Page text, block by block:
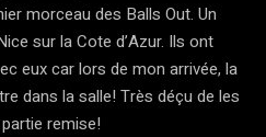
morceau des Balls Out. Un
sur la Cote d’Azur. Ils ont
eux car lors de mon arrivée, la
dans la salle! Très déçu de les
remise!